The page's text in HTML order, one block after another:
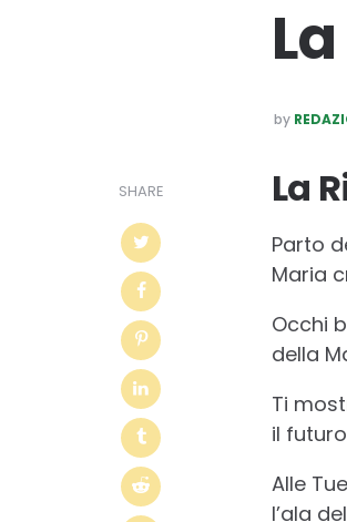
POSTED
BY
by
SHARE La
Parto
Maria
Occhi
della
Ti
il
Alle
l’ala